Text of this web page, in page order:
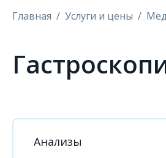
Главная Услуги и цены
Анализы